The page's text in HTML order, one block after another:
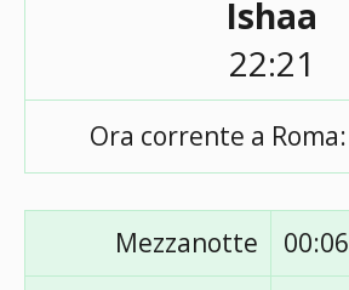
Ishaa
22:21
Ora corrente a Roma:
Mezzanotte
00:06